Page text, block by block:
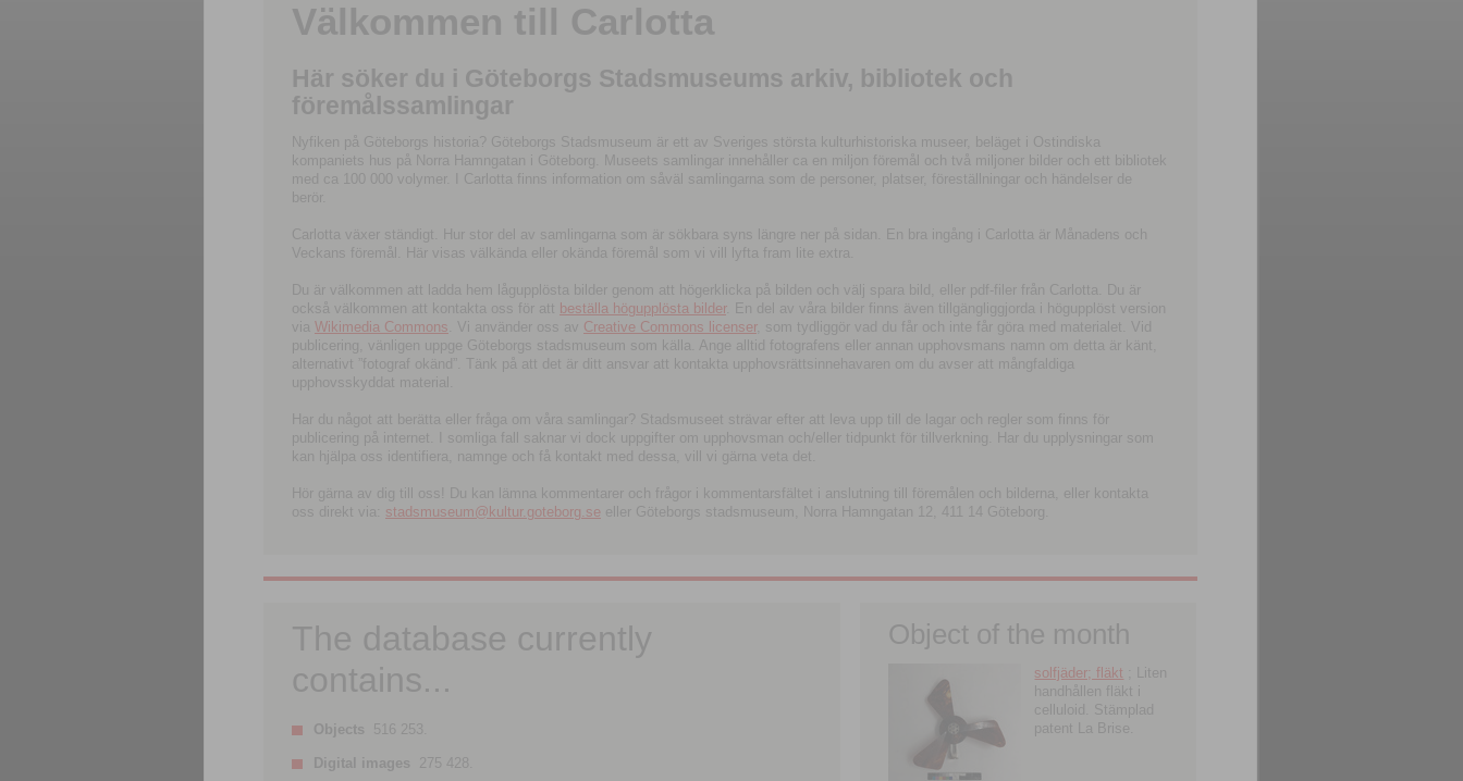
Välkommen till Carlotta
Här söker du i Göteborgs Stadsmuseums arkiv, bibliotek och
föremålssamlingar
Nyfiken på Göteborgs historia? Göteborgs Stadsmuseum är ett av Sveriges största kulturhistoriska museer, beläget i Ostindiska
kompaniets hus på Norra Hamngatan i Göteborg. Museets samlingar innehåller ca en miljon föremål och två miljoner bilder och ett bibliotek
med ca 100 000 volymer. I Carlotta finns information om såväl samlingarna som de personer, platser, föreställningar och händelser de
berör.
Carlotta växer ständigt. Hur stor del av samlingarna som är sökbara syns längre ner på sidan. En bra ingång i Carlotta är Månadens och
Veckans föremål. Här visas välkända eller okända föremål som vi vill lyfta fram lite extra.
Du är välkommen att ladda hem lågupplösta bilder genom att högerklicka på bilden och välj spara bild, eller pdf-filer från Carlotta. Du är
också välkommen att kontakta oss för att beställa högupplösta bilder. En del av våra bilder finns även tillgängliggjorda i högupplöst version
via Wikimedia Commons . Vi använder oss av Creative Commons licenser, som tydliggör vad du får och inte får göra med materialet. Vid
publicering, vänligen uppge Göteborgs stadsmuseum som källa. Ange alltid fotografens eller annan upphovsmans namn om detta är känt,
alternativt ”fotograf okänd”. Tänk på att det är ditt ansvar att kontakta upphovsrättsinnehavaren om du avser att mångfaldiga
upphovsskyddat material.
Har du något att berätta eller fråga om våra samlingar? Stadsmuseet strävar efter att leva upp till de lagar och regler som finns för
publicering på internet. I somliga fall saknar vi dock uppgifter om upphovsman och/eller tidpunkt för tillverkning. Har du upplysningar som
kan hjälpa oss identifiera, namnge och få kontakt med dessa, vill vi gärna veta det.
Hör gärna av dig till oss! Du kan lämna kommentarer och frågor i kommentarsfältet i anslutning till föremålen och bilderna, eller kontakta
oss direkt via: stadsmuseum@kultur.goteborg.se eller Göteborgs stadsmuseum, Norra Hamngatan 12, 411 14 Göteborg.
The database currently
contains...
Objects 516 253.
Digital images 275 428.
Object of the month
solfjäder; fläkt ; Liten
handhållen fläkt i
celluloid. Stämplad
patent La Brise.